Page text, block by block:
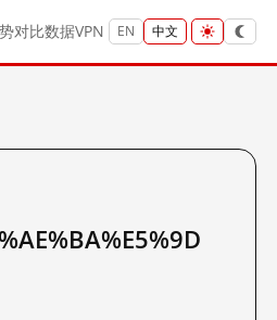
对比数据VPN EN 中文